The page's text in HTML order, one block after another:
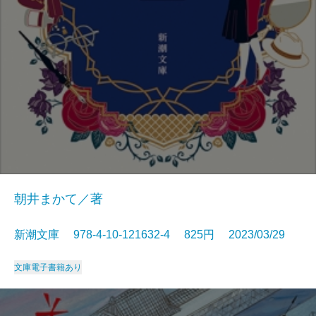
朝井まかて／著
新潮文庫 978-4-10-121632-4 825円 2023/03/29
文庫電子書籍あり